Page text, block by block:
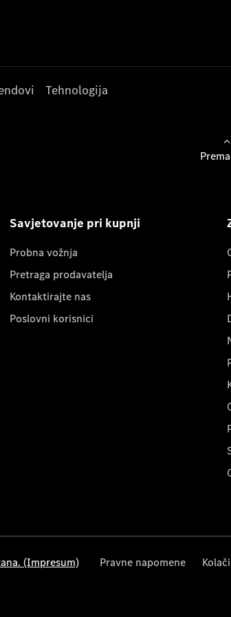
Tehnologija
Savjetovanje pri kupnji
Probna vožnja
Pretraga prodavatelja
Kontaktirajte nas
Poslovni korisnici
(Impresum) Pravne napomene